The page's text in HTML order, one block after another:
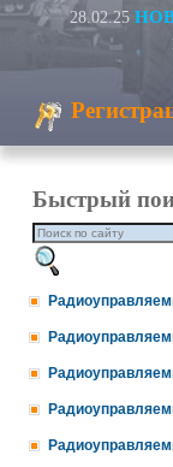
28.02.25
Быстрый